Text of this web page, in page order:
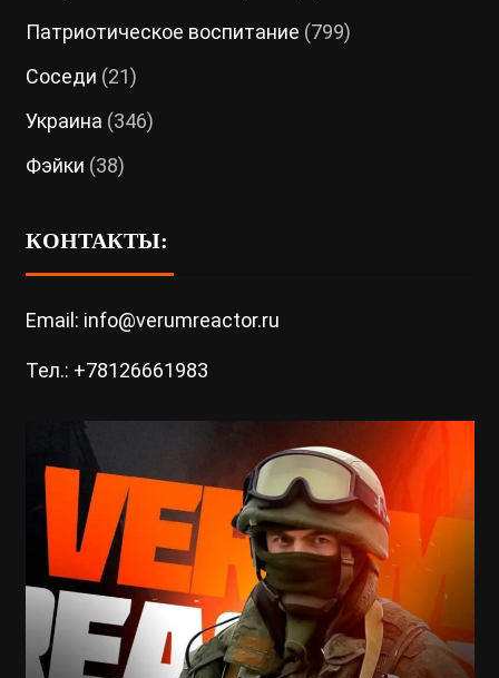
Патриотическое воспитание (799)
Соседи (21)
Украина (346)
Фэйки (38)
КОНТАКТЫ:
Email: info@verumreactor.ru
Тел.: +78126661983